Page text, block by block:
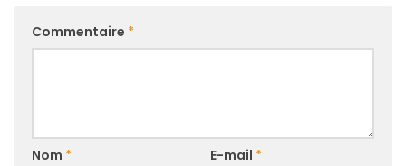
Commentaire *
Nom * E-mail *